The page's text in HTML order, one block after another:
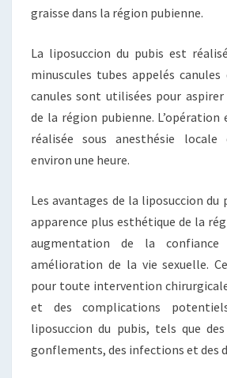
graisse dans la région pubienne.
La liposuccion du pubis est
minuscules tubes appelés canules
canules sont utilisées pour aspirer
de la région pubienne.
réalisée sous anesthésie
environ une heure.
Les avantages de la liposuccion du
apparence plus esthétique de la
augmentation de la
amélioration de la vie sexuelle.
pour toute intervention
et des complications
liposuccion du pubis, tels que des
gonflements, des infections et des